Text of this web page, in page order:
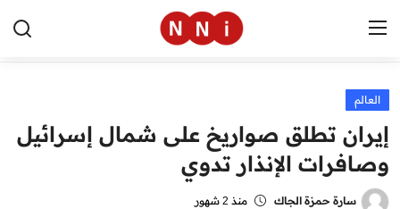
الرئيسية
اخبار مصر
العالم
العالم
إيران تطلق صواريخ على شمال إسرائيل
وصافرات الإنذار تدوي
سارة حمزة الجاك منذ 2 شهور